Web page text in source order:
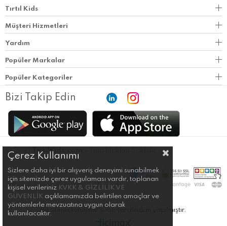
Tırtıl Kids
Müşteri Hizmetleri
Yardım
Popüler Markalar
Popüler Kategoriler
Bizi Takip Edin
© 2021 TirtilKids.com
Bu sitenin kurulumu tarafından yapılmıştır.
Çerez Kullanımı
Sizlere daha iyi bir alışveriş deneyimi sunabilmek
için sitemizde çerez uygulaması vardır, toplanan
kişisel verileriniz KVKK & GİZLİLİK VE
GÜVENLİK açıklamamızda belirtilen amaçlar ve
yöntemlerle mevzuatına uygun olarak
kullanılacaktır.